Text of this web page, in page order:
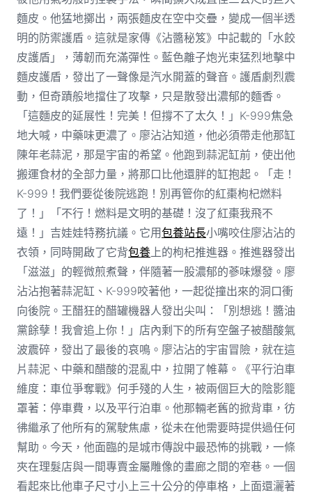
麵皮。他猛地擲出，兩張麵皮在空中交疊，變成一個半透
明的防禦護盾。這就是家傳《沾醬秘笈》中記載的「水餃
皮護盾」，薄韌而充滿彈性。藍色離子炮光束猛烈地擊中
麵皮護盾，發出了一聲像是汽水開蓋的聲音。護盾劇烈震
動，但奇蹟般地擋住了攻擊，只是散發出濃郁的麵香。
「這麵皮的延展性！完美！但撐不了太久！」K-999焦急
地大喊，中藥味更濃了。廖沾沾知道，他必須帶走他那缸
陳年老蒜泥，那是宇宙的希望。他跑到蒜泥缸前，使出他
搬運食材的全部力量，將那口比他還胖的缸抱起。「走！
K-999！我們要從後院逃跑！別再管你的紅棗枸杞燃料
了！」「不行！燃料是文明的基礎！沒了紅棗我飛不
遠！」吉娃娃特務抗議。它用包養站長小嘴咬住廖沾沾的
衣領，同時開啟了它背包養上的枸杞推進器。推進器發出
「滋滋」的輕微煎煮聲，伴隨著一股濃郁的蔘味爆發。廖
沾沾抱著蒜泥缸、K-999咬著他，一起從撞出來的洞口衝
向後院。王醋狂的醋罐機器人發出尖叫：「別想逃！醬油
黨餘孽！我會追上你！」店內剩下的所有空盤子被醋酸氣
波震碎，發出了最後的哀鳴。廖沾沾的宇宙冒險，就在這
片蒜泥、中藥和醋酸的混亂中，拉開了帷幕。《平行泊車
維度：車位爭奪戰》何手殘的人生，被兩個巨大的陰影籠
罩著：停車費，以及平行泊車。他那輛老舊的掀背車，彷
彿繼承了他所有的駕駛焦慮，從未在他需要時提供過任何
幫助。今天，他面臨的是城市傳說中最恐怖的挑戰，一條
夾在理髮店與一間專賣金屬雕像的畫廊之間的窄巷。一個
看起來比他車子尺寸小上三十公分的停車格，上面還灑著